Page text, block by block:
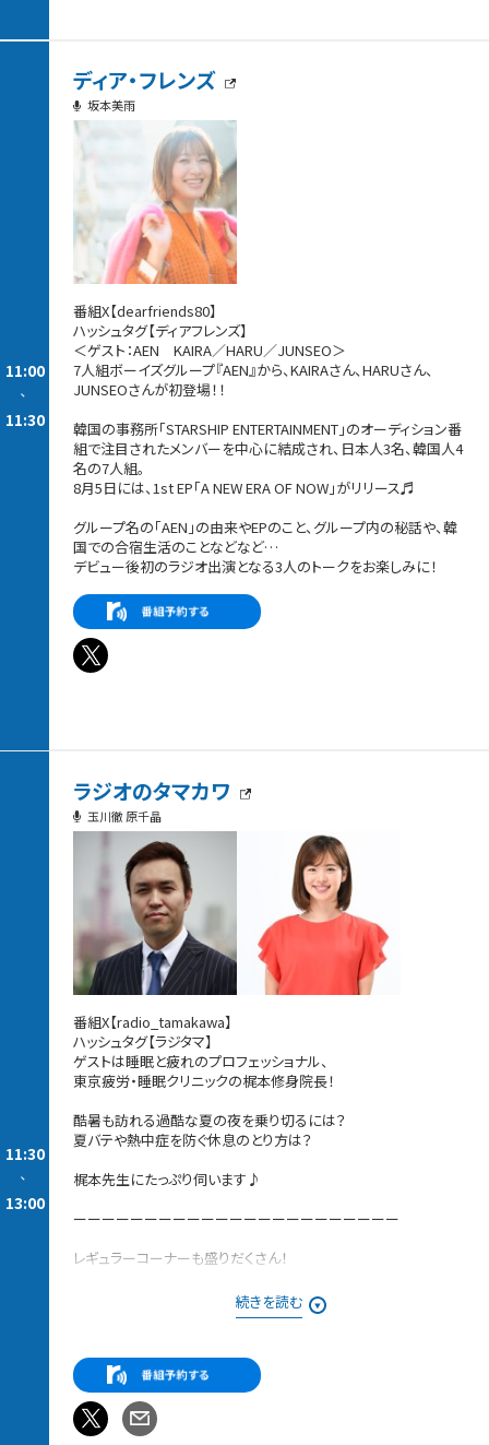
11:00
-
11:30
ディア・フレンズ
坂本美雨
番組X【dearfriends80】
ハッシュタグ【ディアフレンズ】
＜ゲスト：AEN KAIRA／HARU／JUNSEO＞
7人組ボーイズグループ『AEN』から、KAIRAさん、HARUさん、
JUNSEOさんが初登場！！
韓国の事務所「STARSHIP ENTERTAINMENT」のオーディション番
組で注目されたメンバーを中心に結成され、日本人3名、韓国人4
名の7人組。
8月5日には、1st EP「A NEW ERA OF NOW」がリリース♬
グループ名の「AEN」の由来やEPのこと、グループ内の秘話や、韓
国での合宿生活のことなどなど…
デビュー後初のラジオ出演となる3人のトークをお楽しみに！
11:30
-
13:00
ラジオのタマカワ
玉川徹 原千晶
番組X【radio_tamakawa】
ハッシュタグ【ラジタマ】
ゲストは睡眠と疲れのプロフェッショナル、
東京疲労・睡眠クリニックの梶本修身院長！
酷暑も訪れる過酷な夏の夜を乗り切るには？
夏バテや熱中症を防ぐ休息のとり方は？
梶本先生にたっぷり伺います♪
ーーーーーーーーーーーーーーーーーーーーーーー
レギュラーコーナーも盛りだくさん！
今、玉川徹が注目するニュースを独自目線で解説します。
【発掘！ラジタマ100名曲〜20世紀編〜】
みなさんが推したい20世紀の名曲を募集中！！
番組でご紹介した方には、
「ラジタマ」オリジナルステッカーをプレゼントします。
続きを読む